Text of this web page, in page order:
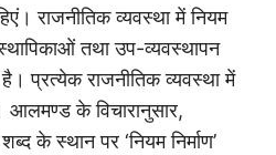
राजनीतिक व्यवस्था में नियम
तथा उप-व्यवस्थापन
है। प्रत्येक राजनीतिक व्यवस्था में
आलमण्ड के विचारानुसार,
के स्थान पर ‘नियम निर्माण’